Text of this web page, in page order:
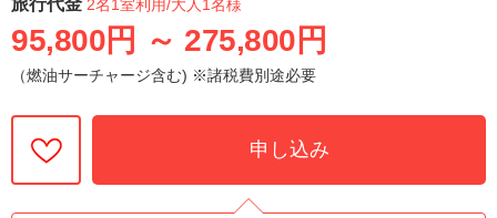
2名1室利用/大人1名様
95,800円 ～ 275,800円
（燃油サーチャージ含む) ※諸税費別途必要
申し込み